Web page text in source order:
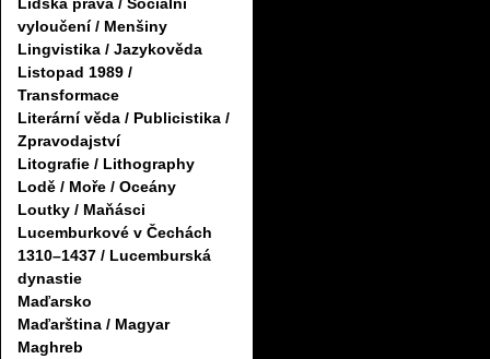
vyloučení / Menšiny
Lingvistika / Jazykověda
Listopad 1989 /
Transformace
Literární věda / Publicistika /
Zpravodajství
Litografie / Lithography
Lodě / Moře / Oceány
Loutky / Maňásci
Lucemburkové v Čechách
1310–1437 / Lucemburská
dynastie
Maďarsko
Maďarština / Magyar
Maghreb